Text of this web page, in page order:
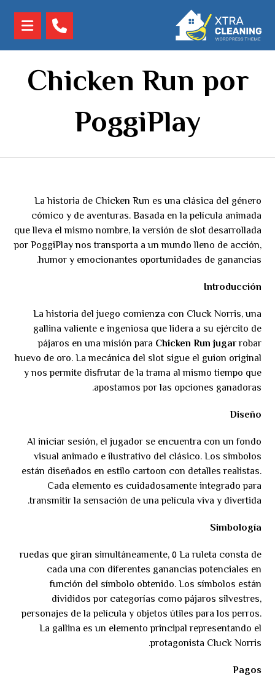
Chicken Run por
PoggiPlay
La historia de Chicken Run es una clásica del género
cómico y de aventuras. Basada en la película animada
que lleva el mismo nombre, la versión de slot desarrollada
por PoggiPlay nos transporta a un mundo lleno de acción,
humor y emocionantes oportunidades de ganancias.
Introducción
La historia del juego comienza con Cluck Norris, una
gallina valiente e ingeniosa que lidera a su ejército de
pájaros en una misión para Chicken Run jugarrobar
huevo de oro. La mecánica del slot sigue el guion original
y nos permite disfrutar de la trama al mismo tiempo que
apostamos por las opciones ganadoras.
Diseño
Al iniciar sesión, el jugador se encuentra con un fondo
visual animado e ilustrativo del clásico. Los simbolos
están diseñados en estilo cartoon con detalles realistas.
Cada elemento es cuidadosamente integrado para
transmitir la sensación de una película viva y divertida.
Simbología
La ruleta consta de ٥ ruedas que giran simultáneamente,
cada una con diferentes ganancias potenciales en
función del símbolo obtenido. Los símbolos están
divididos por categorías como pájaros silvestres,
personajes de la película y objetos útiles para los perros.
La gallina es un elemento principal representando el
protagonista Cluck Norris.
Pagos